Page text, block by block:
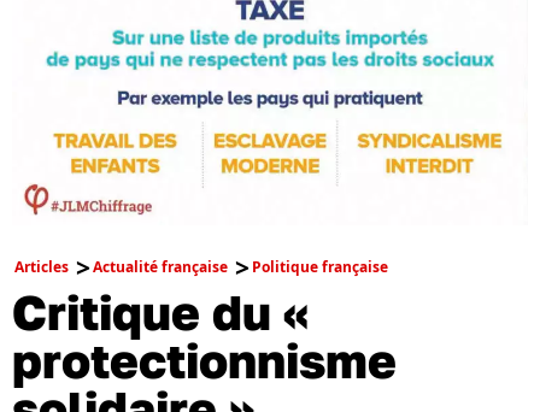
Articles Actualité française Politique française
Critique du «
protectionnisme